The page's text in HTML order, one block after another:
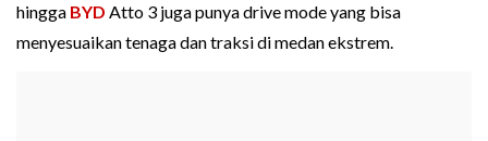
hingga BYD Atto 3 juga punya drive mode yang bisa
menyesuaikan tenaga dan traksi di medan ekstrem.